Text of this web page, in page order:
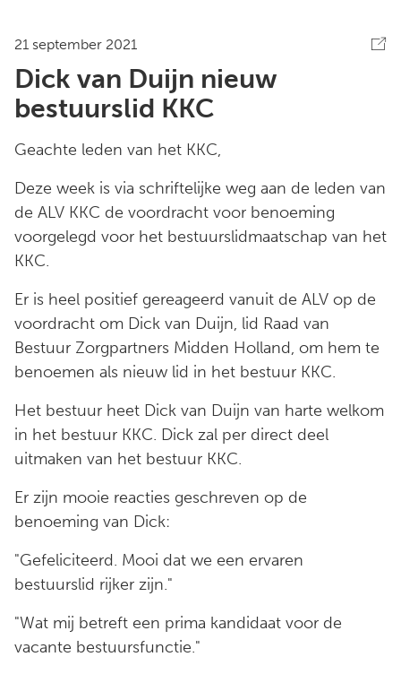
21 september 2021
Dick van Duijn nieuw
bestuurslid KKC
Geachte leden van het KKC,
Deze week is via schriftelijke weg aan de leden van
de ALV KKC de voordracht voor benoeming
voorgelegd voor het bestuurslidmaatschap van het
KKC.
Er is heel positief gereageerd vanuit de ALV op de
voordracht om Dick van Duijn, lid Raad van
Bestuur Zorgpartners Midden Holland, om hem te
benoemen als nieuw lid in het bestuur KKC.
Het bestuur heet Dick van Duijn van harte welkom
in het bestuur KKC. Dick zal per direct deel
uitmaken van het bestuur KKC.
Er zijn mooie reacties geschreven op de
benoeming van Dick:
"Gefeliciteerd. Mooi dat we een ervaren
bestuurslid rijker zijn."
"Wat mij betreft een prima kandidaat voor de
vacante bestuursfunctie."